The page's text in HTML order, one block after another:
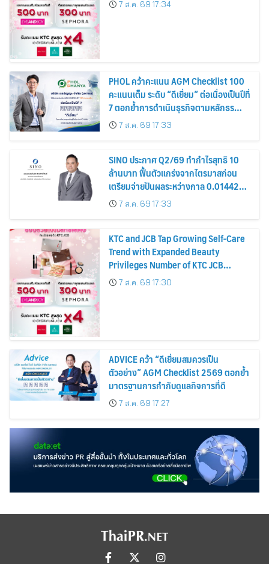
7 ส.ค. 69 17:34
PHOL คว้าคะแนน AGM Checklist 100
คะแนนเต็ม ระดับ “ดีเยี่ยม” ต่อเนื่องเป็นปีที่
7 ตอกย้ำการดำเนินธุรกิจตามหลักธร
รมาภิบาล โปร่งใส สร้างความเชื่อมั่นผู้ถือ
หุ้น
7 ส.ค. 69 17:33
SINO ประกาศ Q2/69 ทำกำไรสุทธิ 10
ล้านบาท ฟื้นตัวแกร่งจากไตรมาสก่อน
เตรียมจ่ายปันผลระหว่างกาล 0.014423
บาทต่อหุ้น ครึ่งปีหลังมุ่งเติบโตต่อเนื่อง
7 ส.ค. 69 17:33
KTC and JCB Tap Growing Self-Care
Trend with Expanded Beauty
Privileges Number of KTC JCB
Cardmembers Spending on
Cosmetics Rises 26%
7 ส.ค. 69 17:30
ADVICE คว้า “ดีเยี่ยมสมควรเป็น
ตัวอย่าง” AGM Checklist 2569 ตอกย้ำ
มาตรฐานการกำกับดูแลกิจการที่ดี
7 ส.ค. 69 17:27